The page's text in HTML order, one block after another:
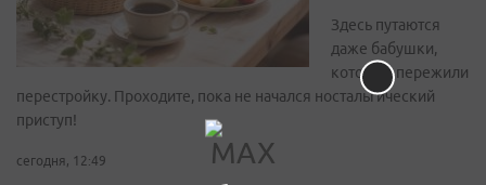
Здесь путаются
даже бабушки,
которые пережили
перестройку. Проходите, пока не начался ностальгический
приступ!
сегодня, 12:49